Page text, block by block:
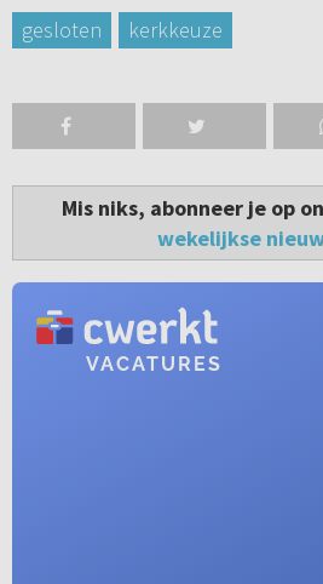
gesloten
kerkkeuze
Mis niks, abonneer je op
wekelijkse